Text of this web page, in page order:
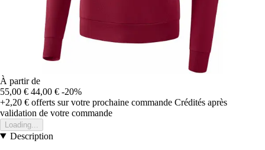
À partir de
55,00 € 44,00 € -20%
+2,20 € offerts sur votre prochaine commande Crédités après
validation de votre commande
Loading...
Description